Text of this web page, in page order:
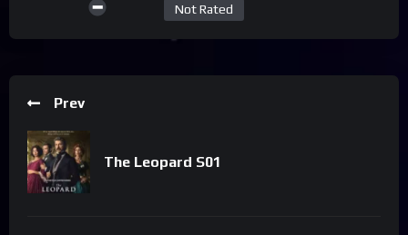
Not Rated
Prev
The Leopard S01